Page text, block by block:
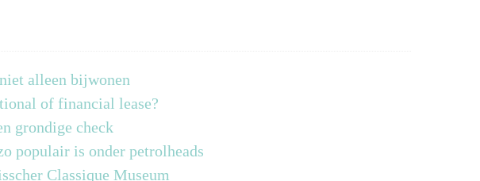
alleen bijwonen
of financial lease?
grondige check
populair is onder petrolheads
Classique Museum